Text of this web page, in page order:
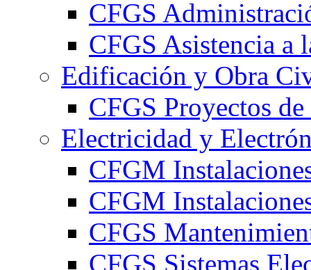
CFGS
CFGS Asistencia a
Edificación y Obra
CFGS Proyectos
Electricidad y
CFGM
CFGM
CFGS
CFGS Sistemas